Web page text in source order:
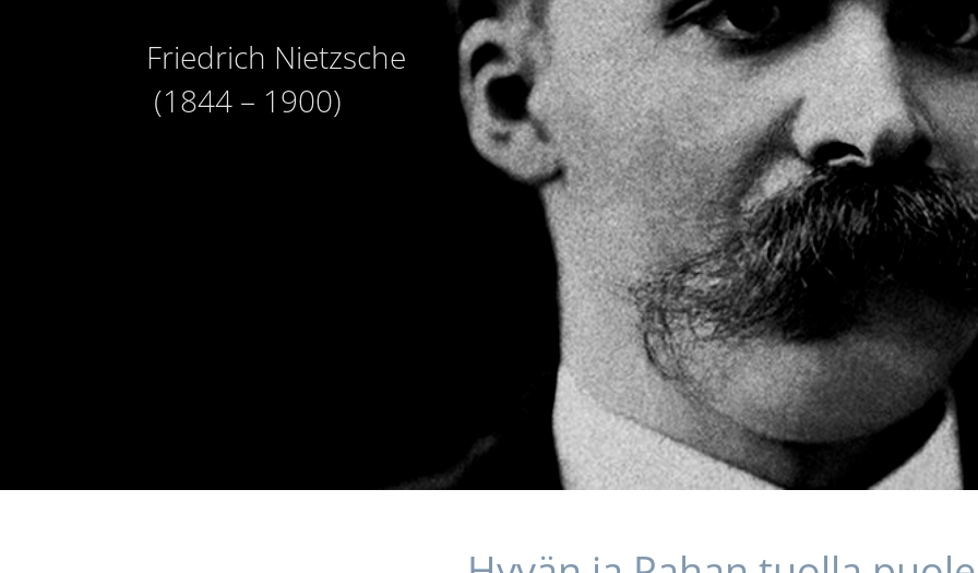
Friedrich Nietzsche
(1844 – 1900)